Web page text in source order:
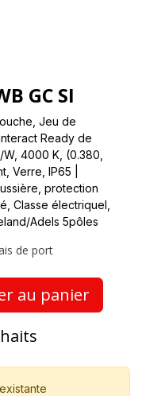
GC SI
Jeu de
Ready de
W, 4000 K, (0.380,
Verre, IP65 |
protection
Classe électriqueI,
Adels 5pôles
de port
au panier